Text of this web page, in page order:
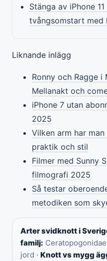
Stänga av iPhone
tvångsomstart med
Liknande inlägg
Ronny och Ragge
Mellanakt och
iPhone 7 utan
2025
Vilken arm har
praktik och stil
Filmer med Sunny
filmografi 2025
Så testar
metodiken som
Arter svidknott i
familj: Ceratopogonidae
jord · Knott vs mygg